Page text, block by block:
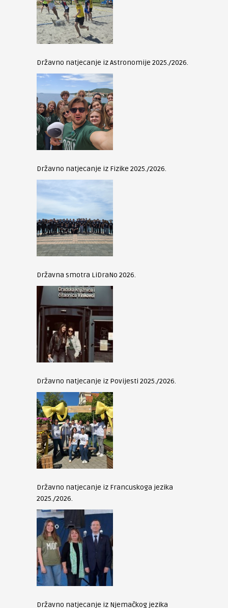
Državno natjecanje iz Astronomije 2025./2026.
Državno natjecanje iz Fizike 2025./2026.
Državna smotra LiDraNo 2026.
Državno natjecanje iz Povijesti 2025./2026.
Državno natjecanje iz Francuskoga jezika
2025./2026.
Državno natjecanje iz Njemačkog jezika